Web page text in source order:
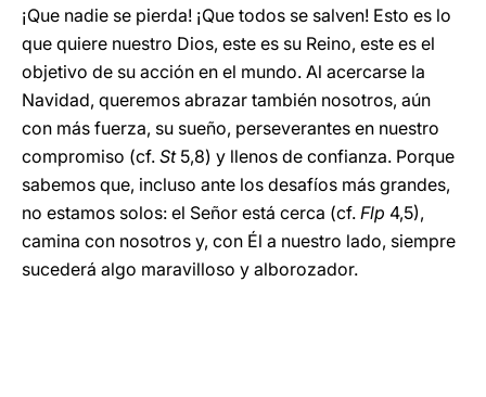
¡Que nadie se pierda! ¡Que todos se salven! Esto es lo
que quiere nuestro Dios, este es su Reino, este es el
objetivo de su acción en el mundo. Al acercarse la
Navidad, queremos abrazar también nosotros, aún
con más fuerza, su sueño, perseverantes en nuestro
compromiso (cf. St5,8) y llenos de confianza. Porque
sabemos que, incluso ante los desafíos más grandes,
no estamos solos: el Señor está cerca (cf. Flp 4,5),
camina con nosotros y, con Él a nuestro lado, siempre
sucederá algo maravilloso y alborozador.